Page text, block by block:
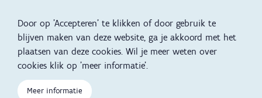
Door op 'Accepteren' te klikken of door gebruik te
blijven maken van deze website, ga je akkoord met het
plaatsen van deze cookies. Wil je meer weten over
cookies klik op 'meer informatie'.
Meer informatie
Slapen
Voet
Kind en Gezin diensten
Aanbod tijdens de
zwangerschap
Vertalingen